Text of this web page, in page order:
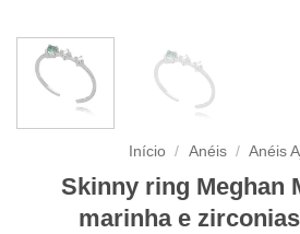
Início / Anéis / Anéis
Skinny ring Meghan
marinha e